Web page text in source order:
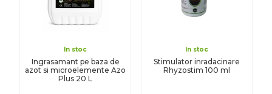
In stoc
Ingrasamant pe baza de
azot si microelemente Azo
Plus 20 L
In stoc
Stimulator inradacinare
Rhyzostim 100 ml